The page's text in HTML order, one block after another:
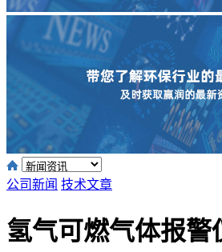
公司新闻 技术文章
氢气可燃气体报警